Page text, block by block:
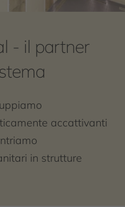
- il partner
accattivanti
in strutture